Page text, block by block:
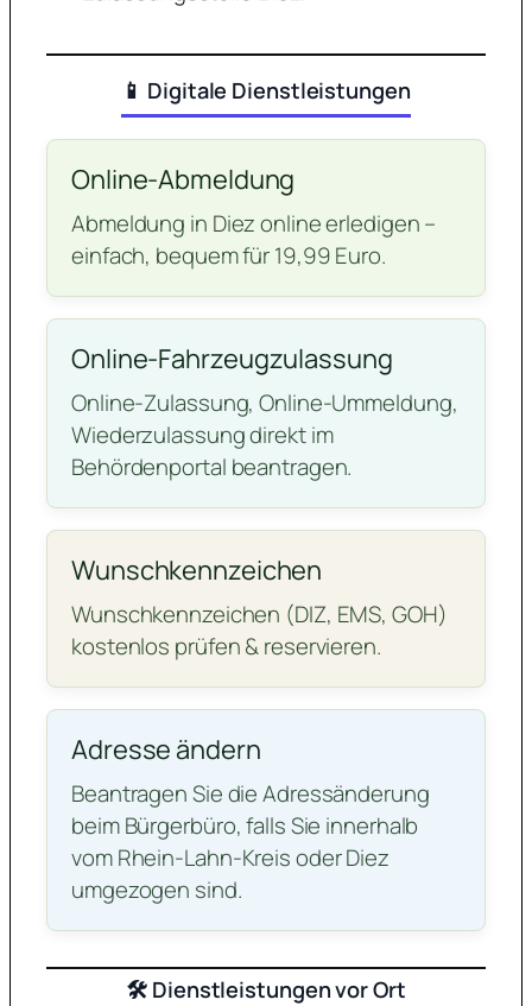
📱 Digitale Dienstleistungen
Online-Abmeldung
Abmeldung in Diez online erledigen –
einfach, bequem für 19,99 Euro.
Online-Fahrzeugzulassung
Online-Zulassung, Online-Ummeldung,
Wiederzulassung direkt im
Behördenportal beantragen.
Wunschkennzeichen
Wunschkennzeichen (DIZ, EMS, GOH)
kostenlos prüfen & reservieren.
Adresse ändern
Beantragen Sie die Adressänderung
beim Bürgerbüro, falls Sie innerhalb
vom Rhein-Lahn-Kreis oder Diez
umgezogen sind.
🛠️ Dienstleistungen vor Ort